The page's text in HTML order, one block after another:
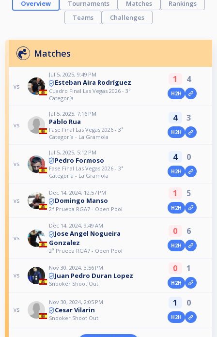
Overview Tournaments Matches
Rankings
Teams
Challenges
Matches
vs
Jul 5, 2025, 9:49 PM
Esteban Aira Rodríguez
Cuadro Final Las Vegas 2026 - 3ª
Categoría
1 4
H2H
vs
Jul 5, 2025, 7:16 PM
Pablo Rua
Fase Final Las Vegas 2026 - 3ª
Categoría - La Gramola
4 3
H2H
vs
Jul 5, 2025, 5:12 PM
Pedro Formoso
Fase Final Las Vegas 2026 - 3ª
Categoría - La Gramola
4 0
H2H
vs
Dec 14, 2024, 12:57 PM
Domingo Manso
2ª Prueba RGA7 - Open Pool
1 5
H2H
vs
Dec 14, 2024, 9:49 AM
Jose Angel Nogueira
Gonzalez
2ª Prueba RGA7 - Open Pool
0 6
H2H
vs
Nov 30, 2024, 3:56 PM
Juan Pedro Duran Lopez
Snooker Shoot Out
0 1
H2H
vs
Nov 30, 2024, 2:05 PM
Cesar Vilarin
Snooker Shoot Out
1 0
H2H